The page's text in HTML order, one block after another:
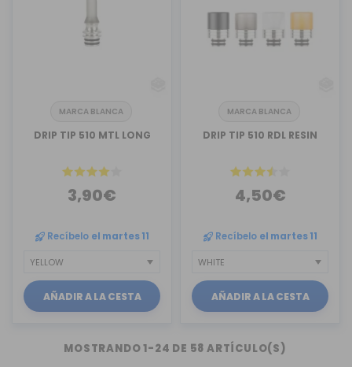
MARCA BLANCA
DRIP TIP 510 MTL LONG
3,90€
Recíbelo el martes 11
AÑADIR A LA CESTA
MARCA BLANCA
DRIP TIP 510 RDL RESIN
4,50€
Recíbelo el martes 11
AÑADIR A LA CESTA
MOSTRANDO 1-24 DE 58 ARTÍCULO(S)